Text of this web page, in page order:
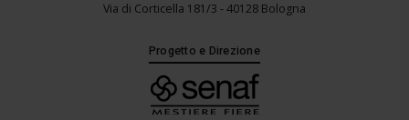
Via di Corticella 181/3 - 40128 Bologna
Progetto e Direzione